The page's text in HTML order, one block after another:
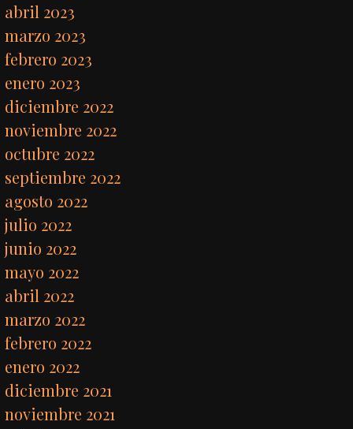
abril 2023
marzo 2023
febrero 2023
enero 2023
diciembre 2022
noviembre 2022
octubre 2022
septiembre 2022
agosto 2022
julio 2022
junio 2022
mayo 2022
abril 2022
marzo 2022
febrero 2022
enero 2022
diciembre 2021
noviembre 2021